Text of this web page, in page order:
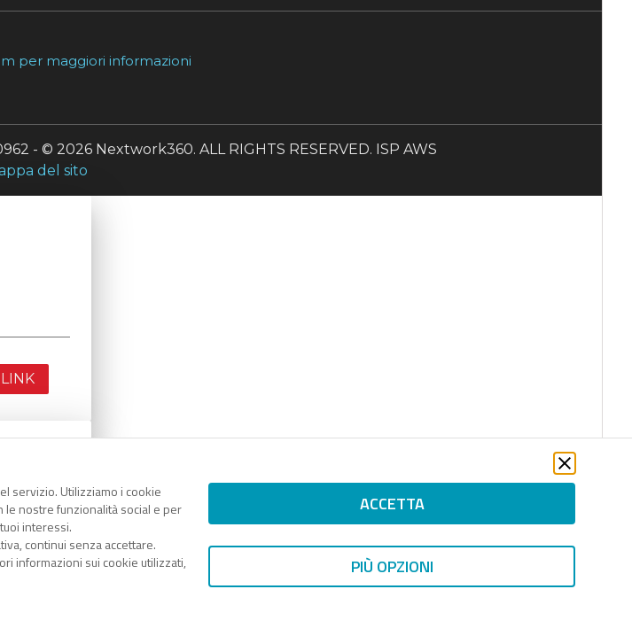
servizio. Utilizziamo i cookie
nostre funzionalità social e per
interessi.
continui senza accettare.
informazioni sui cookie utilizzati,
ACCETTA
PIÙ OPZIONI
per maggiori informazioni
- © 2026 Nextwork360. ALL RIGHTS RESERVED. ISP AWS
del sito